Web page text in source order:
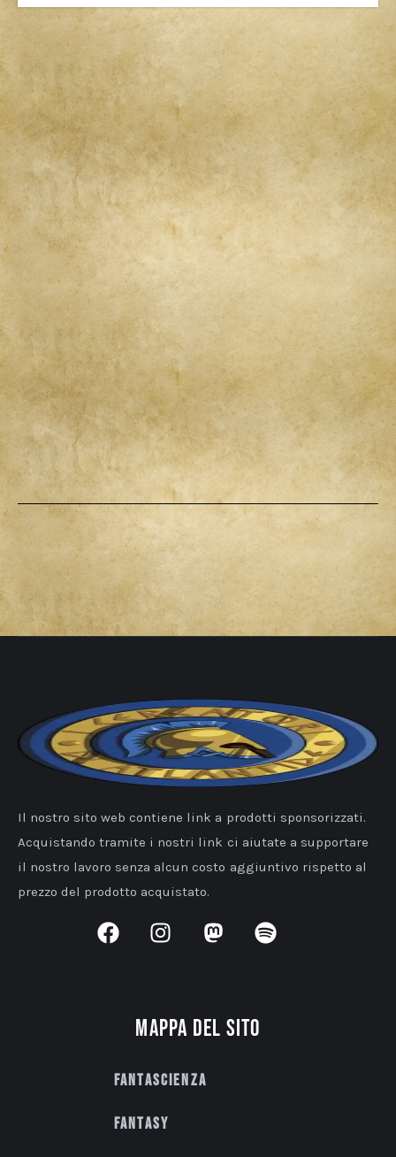
Il nostro sito web contiene link a prodotti sponsorizzati.
Acquistando tramite i nostri link ci aiutate a supportare
il nostro lavoro senza alcun costo aggiuntivo rispetto al
prezzo del prodotto acquistato.
Mappa del sito
Fantascienza
Fantasy